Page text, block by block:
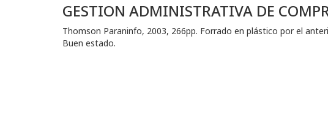
GESTION ADMINISTRATIVA DE
Thomson Paraninfo, 2003, 266pp. Forrado en plástico por el
Buen estado.